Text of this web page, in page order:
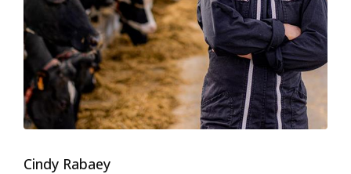
Cindy Rabaey